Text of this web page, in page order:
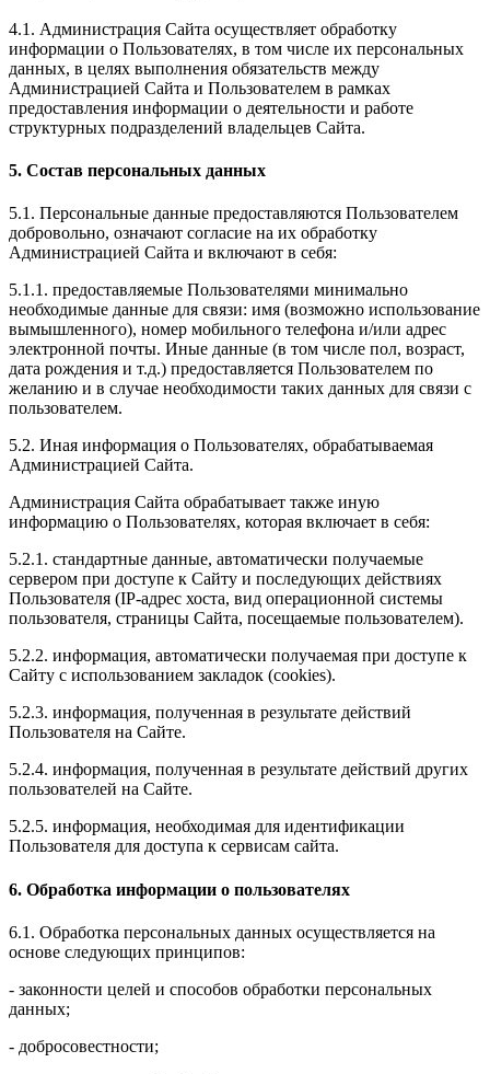
4.1. Администрация Сайта осуществляет обработку
информации о Пользователях, в том числе их персональных
данных, в целях выполнения обязательств между
Администрацией Сайта и Пользователем в рамках
предоставления информации о деятельности и работе
структурных подразделений владельцев Сайта.
5. Состав персональных данных
5.1. Персональные данные предоставляются Пользователем
добровольно, означают согласие на их обработку
Администрацией Сайта и включают в себя:
5.1.1. предоставляемые Пользователями минимально
необходимые данные для связи: имя (возможно использование
вымышленного), номер мобильного телефона и/или адрес
электронной почты. Иные данные (в том числе пол, возраст,
дата рождения и т.д.) предоставляется Пользователем по
желанию и в случае необходимости таких данных для связи с
пользователем.
5.2. Иная информация о Пользователях, обрабатываемая
Администрацией Сайта.
Администрация Сайта обрабатывает также иную
информацию о Пользователях, которая включает в себя:
5.2.1. стандартные данные, автоматически получаемые
сервером при доступе к Сайту и последующих действиях
Пользователя (IP-адрес хоста, вид операционной системы
пользователя, страницы Сайта, посещаемые пользователем).
5.2.2. информация, автоматически получаемая при доступе к
Сайту с использованием закладок (cookies).
5.2.3. информация, полученная в результате действий
Пользователя на Сайте.
5.2.4. информация, полученная в результате действий других
пользователей на Сайте.
5.2.5. информация, необходимая для идентификации
Пользователя для доступа к сервисам сайта.
6. Обработка информации о пользователях
6.1. Обработка персональных данных осуществляется на
основе следующих принципов:
- законности целей и способов обработки персональных
данных;
- добросовестности;